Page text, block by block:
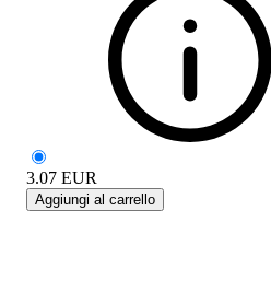
3.07 EUR
Aggiungi al carrello